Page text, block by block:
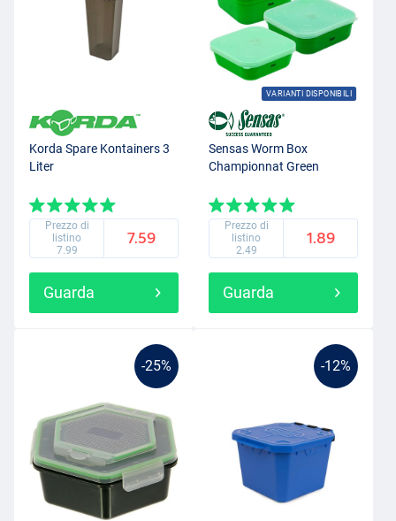
Korda Spare Kontainers 3
Liter
Prezzo di
listino
7.99
7.59
Guarda
VARIANTI DISPONIBILI
Sensas Worm Box
Championnat Green
Prezzo di
listino
2.49
1.89
Guarda
-25% -12%